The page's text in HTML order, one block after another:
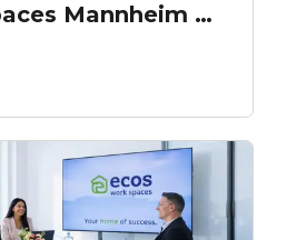
ecos work spaces Mannheim Meet 2